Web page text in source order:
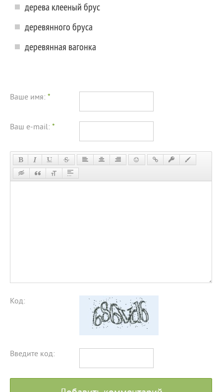
дерева клееный брус
деревянного бруса
деревянная вагонка
Ваше имя: *
Ваш e-mail: *
Код:
Введите код: